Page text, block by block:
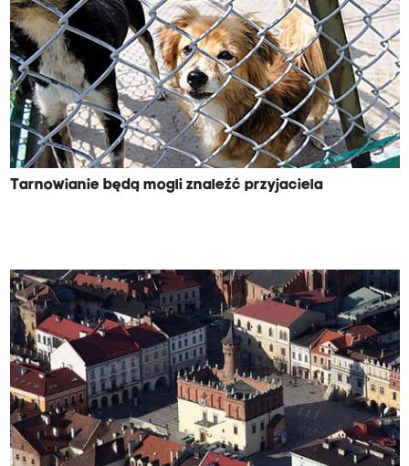
Tarnowianie będą mogli znaleźć przyjaciela